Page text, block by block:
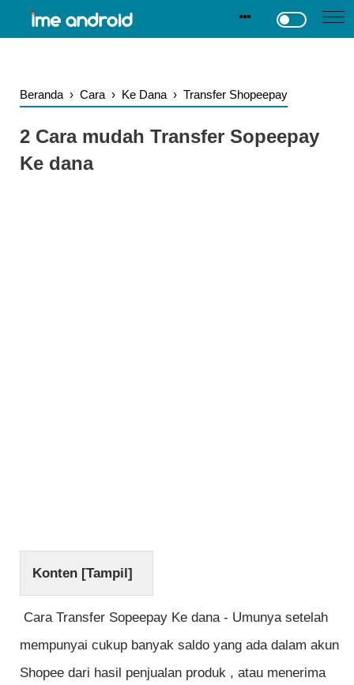
Beranda › Cara › Ke Dana › Transfer Shopeepay
2 Cara mudah Transfer Sopeepay
Ke dana
Konten [Tampil]
Cara Transfer Sopeepay Ke dana - Umunya setelah
mempunyai cukup banyak saldo yang ada dalam akun
Shopee dari hasil penjualan produk , atau menerima